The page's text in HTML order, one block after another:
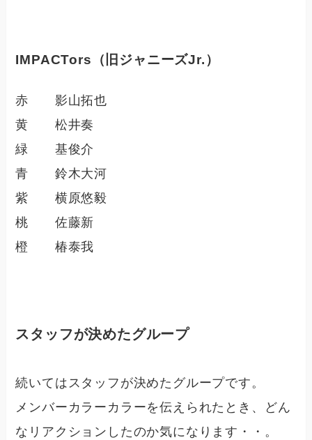
IMPACTors（旧ジャニーズJr.）
赤 影山拓也
黄 松井奏
緑 基俊介
青 鈴木大河
紫 横原悠毅
桃 佐藤新
橙 椿泰我
スタッフが決めたグループ
続いてはスタッフが決めたグループです。
メンバーカラーカラーを伝えられたとき、どん
なリアクションしたのか気になります・・。